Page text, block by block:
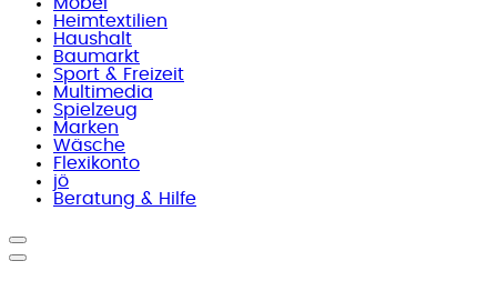
Heimtextilien
Haushalt
Baumarkt
Sport & Freizeit
Multimedia
Spielzeug
Marken
Wäsche
Flexikonto
jö
Beratung & Hilfe